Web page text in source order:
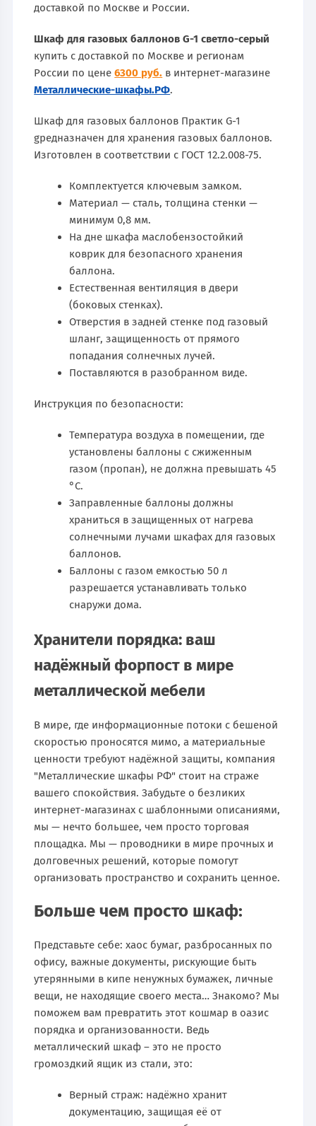
доставкой по Москве и России.
Шкаф для газовых баллонов G-1 светло-серый
купить с доставкой по Москве и регионам
России по цене6300 руб. в интернет-магазине
Металлические-шкафы.РФ.
Шкаф для газовых баллонов Практик G-1
gредназначен для хранения газовых баллонов.
Изготовлен в соответствии с ГОСТ 12.2.008-75.
Комплектуется ключевым замком.
Материал — сталь, толщина стенки —
минимум 0,8 мм.
На дне шкафа маслобензостойкий
коврик для безопасного хранения
баллона.
Естественная вентиляция в двери
(боковых стенках).
Отверстия в задней стенке под газовый
шланг, защищенность от прямого
попадания солнечных лучей.
Поставляются в разобранном виде.
Инструкция по безопасности:
Температура воздуха в помещении, где
установлены баллоны с сжиженным
газом (пропан), не должна превышать 45
°С.
Заправленные баллоны должны
храниться в защищенных от нагрева
солнечными лучами шкафах для газовых
баллонов.
Баллоны с газом емкостью 50 л
разрешается устанавливать только
снаружи дома.
Хранители порядка: ваш
надёжный форпост в мире
металлической мебели
В мире, где информационные потоки с бешеной
скоростью проносятся мимо, а материальные
ценности требуют надёжной защиты, компания
"Металлические шкафы РФ" стоит на страже
вашего спокойствия. Забудьте о безликих
интернет-магазинах с шаблонными описаниями,
мы — нечто большее, чем просто торговая
площадка. Мы — проводники в мире прочных и
долговечных решений, которые помогут
организовать пространство и сохранить ценное.
Больше чем просто шкаф:
Представьте себе: хаос бумаг, разбросанных по
офису, важные документы, рискующие быть
утерянными в кипе ненужных бумажек, личные
вещи, не находящие своего места… Знакомо? Мы
поможем вам превратить этот кошмар в оазис
порядка и организованности. Ведь
металлический шкаф – это не просто
громоздкий ящик из стали, это:
Верный страж: надёжно хранит
документацию, защищая её от